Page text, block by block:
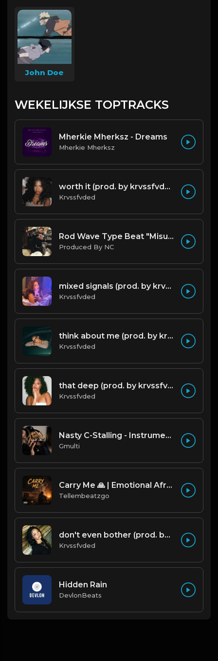
John Doe
WEKELIJKSE TOPTRACKS
Mherkie Mherksz - Dreams
Mherkie Mherksz
worth it (prod. by krvssfvded) 144bpm
Krvssfvded
Rod Wave Type Beat "Misunderstood" |@ProdbyNc
Produced By NC
mixed signals (prod. by krvssfvded & Dee Aye) 124bpm
Krvssfvded
think about me (prod. by krvssfvded) 123bpm
Krvssfvded
that deep (prod. by krvssfvded) 114bpm
Krvssfvded
Nasty C-Stalling - Instrumental (Prod by Gmulti).mp3
Gmulti
Carry Me 🙏 | Emotional Afrobeat | Produced by Tellembeatzgo
Tellembeatzgo
don't even bother (prod. by krvssfvded) 138bpm
Krvssfvded
Hidden Rain
DevlonBeats